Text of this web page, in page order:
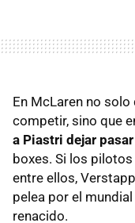
En McLaren no
competir, sino que
a Piastri dejar
boxes. Si los
entre ellos,
pelea por el
renacido.